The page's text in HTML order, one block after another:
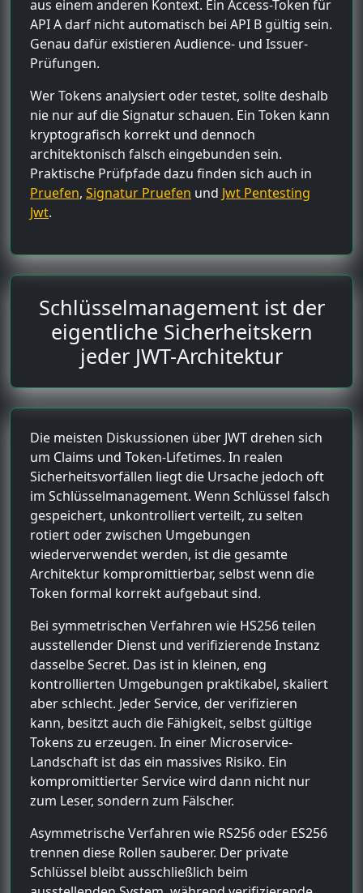
aus einem anderen Kontext. Ein Access-Token für
API A darf nicht automatisch bei API B gültig sein.
Genau dafür existieren Audience- und Issuer-
Prüfungen.
Wer Tokens analysiert oder testet, sollte deshalb
nie nur auf die Signatur schauen. Ein Token kann
kryptografisch korrekt und dennoch
architektonisch falsch eingebunden sein.
Praktische Prüfpfade dazu finden sich auch in
Pruefen, Signatur Pruefen und Jwt Pentesting
Jwt.
Schlüsselmanagement ist der
eigentliche Sicherheitskern
jeder JWT-Architektur
Die meisten Diskussionen über JWT drehen sich
um Claims und Token-Lifetimes. In realen
Sicherheitsvorfällen liegt die Ursache jedoch oft
im Schlüsselmanagement. Wenn Schlüssel falsch
gespeichert, unkontrolliert verteilt, zu selten
rotiert oder zwischen Umgebungen
wiederverwendet werden, ist die gesamte
Architektur kompromittierbar, selbst wenn die
Token formal korrekt aufgebaut sind.
Bei symmetrischen Verfahren wie HS256 teilen
ausstellender Dienst und verifizierende Instanz
dasselbe Secret. Das ist in kleinen, eng
kontrollierten Umgebungen praktikabel, skaliert
aber schlecht. Jeder Service, der verifizieren
kann, besitzt auch die Fähigkeit, selbst gültige
Tokens zu erzeugen. In einer Microservice-
Landschaft ist das ein massives Risiko. Ein
kompromittierter Service wird dann nicht nur
zum Leser, sondern zum Fälscher.
Asymmetrische Verfahren wie RS256 oder ES256
trennen diese Rollen sauberer. Der private
Schlüssel bleibt ausschließlich beim